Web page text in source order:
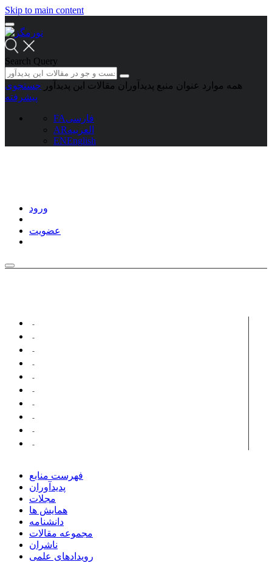
Skip to main content
Search Query
همه موارد عنوان منبع پدیدآوران مقالات این پدیدآور جستجوی
پیشرفته
FAفارسی
ARالعربیه
ENEnglish
ورود
عضویت
فهرست منابع
پدیدآوران
مجلات
همایش ها
دانشنامه
مجموعه مقالات
ناشران
رویدادهای علمی